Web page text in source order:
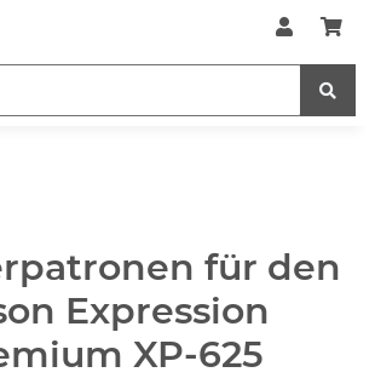
für den
Expression
XP-625